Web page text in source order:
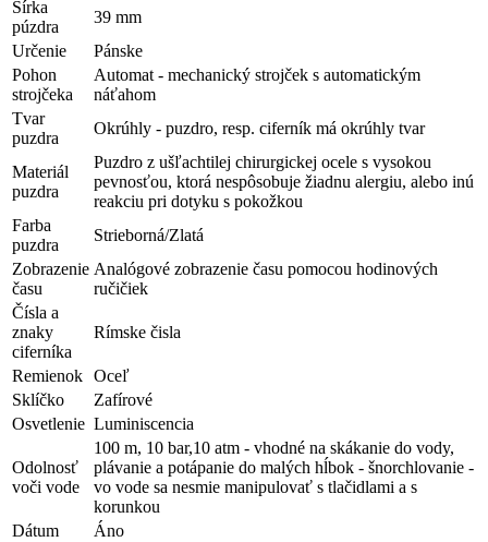
Šírka
púzdra
39 mm
Určenie
Pánske
Pohon
strojčeka
Automat - mechanický strojček s automatickým
náťahom
Tvar
puzdra
Okrúhly - puzdro, resp. ciferník má okrúhly tvar
Materiál
puzdra
Puzdro z ušľachtilej chirurgickej ocele s vysokou
pevnosťou, ktorá nespôsobuje žiadnu alergiu, alebo inú
reakciu pri dotyku s pokožkou
Farba
puzdra
Strieborná/Zlatá
Zobrazenie
času
Analógové zobrazenie času pomocou hodinových
ručičiek
Čísla a
znaky
ciferníka
Rímske čisla
Remienok Oceľ
Sklíčko
Zafírové
Osvetlenie Luminiscencia
Odolnosť
voči vode
100 m, 10 bar,10 atm - vhodné na skákanie do vody,
plávanie a potápanie do malých hĺbok - šnorchlovanie -
vo vode sa nesmie manipulovať s tlačidlami a s
korunkou
Dátum
Áno